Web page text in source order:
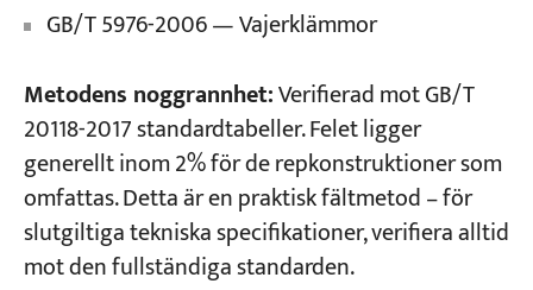
GB/T 5976-2006 — Vajerklämmor
Metodens noggrannhet:Verifierad mot GB/T
20118-2017 standardtabeller. Felet ligger
generellt inom 2% för de repkonstruktioner som
omfattas. Detta är en praktisk fältmetod – för
slutgiltiga tekniska specifikationer, verifiera alltid
mot den fullständiga standarden.